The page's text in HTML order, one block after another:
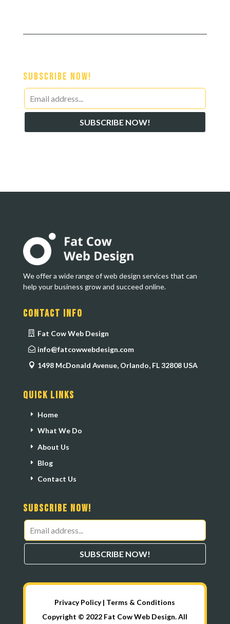
Subscribe Now!
Leave
this
SUBSCRIBE NOW!
We offer a wide range of web design services that can
help your business grow and succeed online.
Contact Info
Fat Cow Web Design
info@fatcowwebdesign.com
1498 McDonald Avenue, Orlando, FL 32808 USA
Quick Links
Home
What We Do
About Us
Blog
Contact Us
Subscribe Now!
Leave
this
SUBSCRIBE NOW!
Copyright © 2022 Fat Cow Web Design. All
Privacy Policy| Terms & Conditions